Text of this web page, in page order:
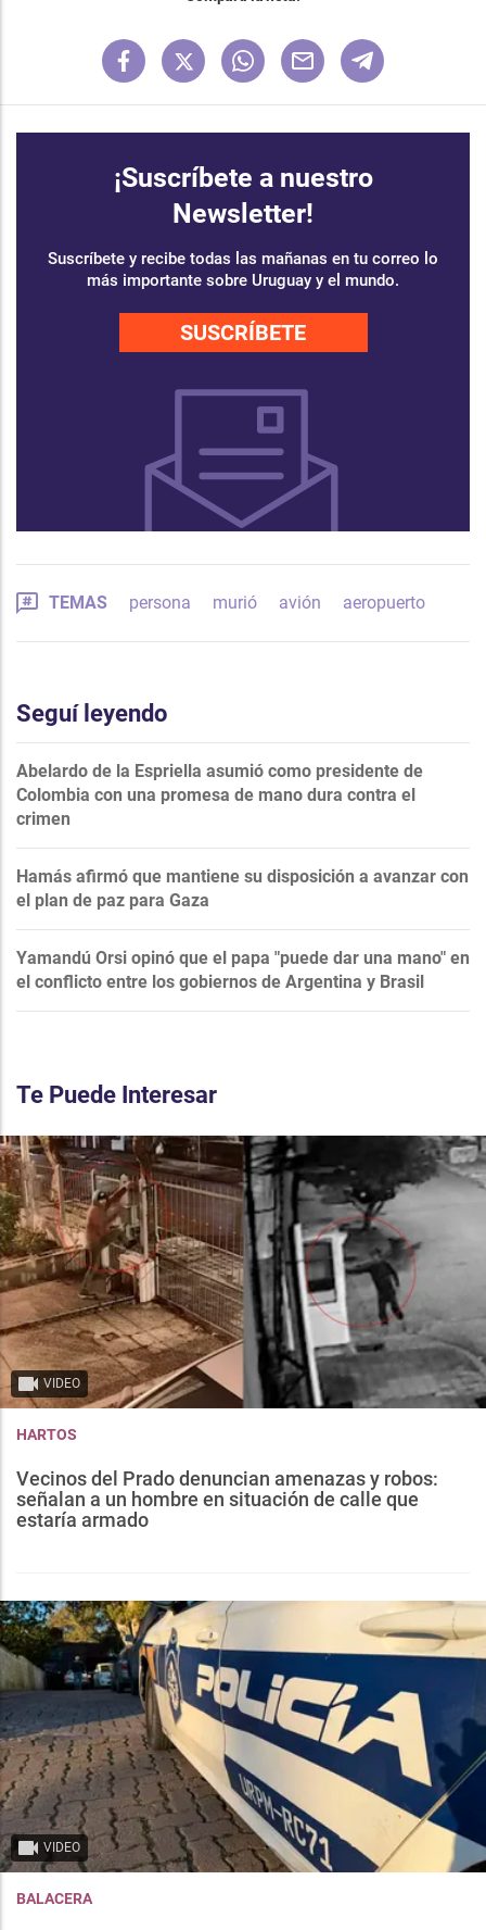
¡Suscríbete a nuestro
Newsletter!
Suscríbete y recibe todas las mañanas en tu correo lo
más importante sobre Uruguay y el mundo.
SUSCRÍBETE
TEMAS persona murió avión aeropuerto
Seguí leyendo
Abelardo de la Espriella asumió como presidente de
Colombia con una promesa de mano dura contra el
crimen
Hamás afirmó que mantiene su disposición a avanzar con
el plan de paz para Gaza
Yamandú Orsi opinó que el papa "puede dar una mano" en
el conflicto entre los gobiernos de Argentina y Brasil
Te Puede Interesar
VIDEO
HARTOS
Vecinos del Prado denuncian amenazas y robos:
señalan a un hombre en situación de calle que
estaría armado
VIDEO
BALACERA